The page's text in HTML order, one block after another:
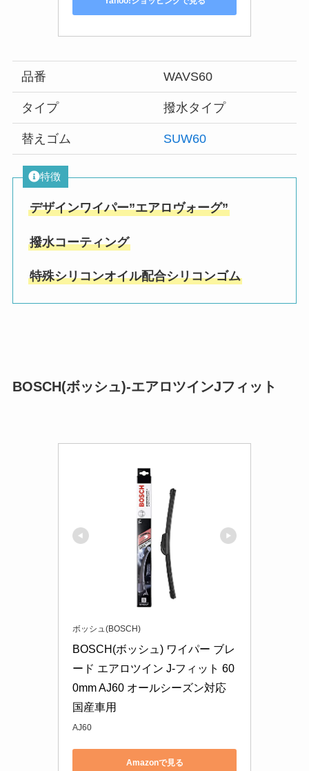
品番 WAVS60
タイプ 撥水タイプ
替えゴム SUW60
特徴
デザインワイパー”エアロヴォーグ”
撥水コーティング
特殊シリコンオイル配合シリコンゴム
BOSCH(ボッシュ)-エアロツインJフィット
ボッシュ(BOSCH)
BOSCH(ボッシュ) ワイパー ブレ
ード エアロツイン J-フィット 60
0mm AJ60 オールシーズン対応
国産車用
AJ60
Amazonで見る